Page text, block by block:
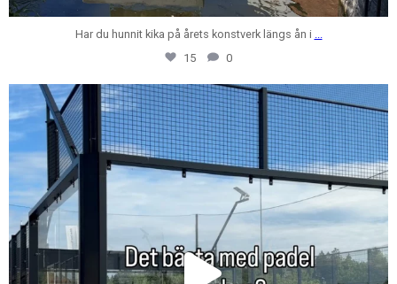
Har du hunnit kika på årets konstverk längs ån i ...
15
0
centrumfastigheter
Jul 24